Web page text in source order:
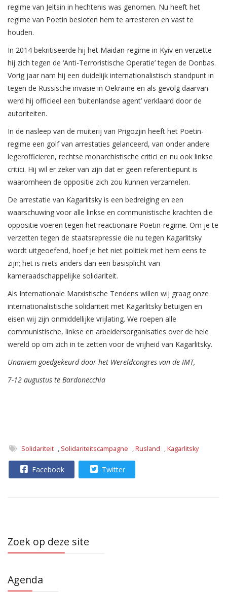
regime van Jeltsin in hechtenis was genomen. Nu heeft het
regime van Poetin besloten hem te arresteren en vast te
houden.
In 2014 bekritiseerde hij het Maidan-regime in Kyiv en verzette
hij zich tegen de ‘Anti-Terroristische Operatie’ tegen de Donbas.
Vorig jaar nam hij een duidelijk internationalistisch standpunt in
tegen de Russische invasie in Oekraïne en als gevolg daarvan
werd hij officieel een ‘buitenlandse agent’ verklaard door de
autoriteiten.
In de nasleep van de muiterij van Prigozjin heeft het Poetin-
regime een golf van arrestaties gelanceerd, van onder andere
legerofficieren, rechtse monarchistische critici en nu ook linkse
critici. Hij wil er zeker van zijn dat er geen referentiepunt is
waaromheen de oppositie zich zou kunnen verzamelen.
De arrestatie van Kagarlitsky is een bedreiging en een
waarschuwing voor alle linkse en communistische krachten die
oppositie voeren tegen het reactionaire Poetin-regime. Om je te
verzetten tegen de staatsrepressie die nu tegen Kagarlitsky
wordt uitgeoefend, hoef je het niet politiek met hem eens te
zijn; het is niets anders dan een basisplicht van
kameraadschappelijke solidariteit.
Als Internationale Marxistische Tendens willen wij graag onze
internationalistische solidariteit met Kagarlitsky betuigen en
eisen wij zijn onmiddellijke vrijlating. We roepen alle
communistische, linkse en arbeidersorganisaties over de hele
wereld op om zich in te zetten voor de vrijheid van Kagarlitsky.
Unaniem goedgekeurd door het Wereldcongres van de IMT,
7-12 augustus te Bardonecchia
Solidariteit , Solidariteitscampagne ,Rusland ,Kagarlitsky
Facebook Twitter
Zoek op deze site
Agenda